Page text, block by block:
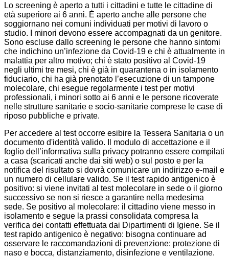
Lo screening è aperto a tutti i cittadini e tutte le cittadine di
età superiore ai 6 anni. È aperto anche alle persone che
soggiornano nei comuni individuati per motivi di lavoro o
studio. I minori devono essere accompagnati da un genitore.
Sono escluse dallo screening le persone che hanno sintomi
che indichino un’infezione da Covid-19 e chi è attualmente in
malattia per altro motivo; chi è stato positivo al Covid-19
negli ultimi tre mesi, chi è già in quarantena o in isolamento
fiduciario, chi ha già prenotato l’esecuzione di un tampone
molecolare, chi esegue regolarmente i test per motivi
professionali, i minori sotto ai 6 anni e le persone ricoverate
nelle strutture sanitarie e socio-sanitarie comprese le case di
riposo pubbliche e private.
Per accedere al test occorre esibire la Tessera Sanitaria o un
documento d'identità valido. Il modulo di accettazione e il
foglio dell’informativa sulla privacy potranno essere compilati
a casa (scaricati anche dai siti web) o sul posto e per la
notifica del risultato si dovrà comunicare un indirizzo e-mail e
un numero di cellulare valido. Se il test rapido antigenico è
positivo: si viene invitati al test molecolare in sede o il giorno
successivo se non si riesce a garantire nella medesima
sede. Se positivo al molecolare: il cittadino viene messo in
isolamento e segue la prassi consolidata compresa la
verifica dei contatti effettuata dai Dipartimenti di Igiene. Se il
test rapido antigenico è negativo: bisogna continuare ad
osservare le raccomandazioni di prevenzione: protezione di
naso e bocca, distanziamento, disinfezione e ventilazione.